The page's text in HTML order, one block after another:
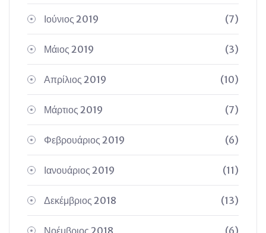
Ιούνιος 2019 (7)
Μάιος 2019 (3)
Απρίλιος 2019 (10)
Μάρτιος 2019 (7)
Φεβρουάριος 2019 (6)
Ιανουάριος 2019 (11)
Δεκέμβριος 2018 (13)
Νοέμβριος 2018 (6)